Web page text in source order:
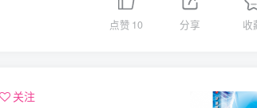
点赞 10 分享 收
关注